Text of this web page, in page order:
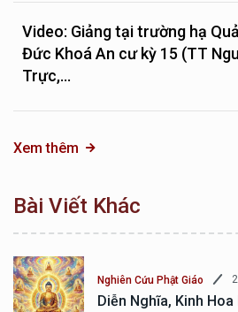
Video: Giảng tại trường hạ
Đức Khoá An cư kỳ 15 (TT
Trực,...
Xem thêm
Bài Viết Khác
Nghiên Cứu Phật Giáo
Diễn Nghĩa, Kinh